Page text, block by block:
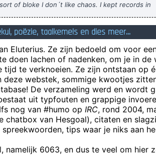
of bloke I don´t like chaos. I kept records in
tea in the tea caddy, and pot in the pot box
~ George Harrison
planreepkes mark! PLANREEPKES!
Het heeft niet altijd nut om "erop te meppen"
the East, some extra-lean minced beef. To the
some tasty chicken breast. To the North,
juicy British pork. To the South, to the South, I
love meat i
te laag vliegen zijn het misschien pinguins
de bange kip zat met een ei
poëzie, taalkemels en dies meer...
Eluterius. Ze zijn bedoeld om voor
doen lachen of nadenken, om je in de
tijd te verknoeien. Ze zijn ontstaan op
deze webstek, sommige kwootjes
De verzameling werd en wordt
uit typfouten en grappige
nog van #humo op IRC, rond 2004,
chatbox van Hesgoal), citaten en
tips waar je niks aan
namelijk 6063, en dus te veel om hier